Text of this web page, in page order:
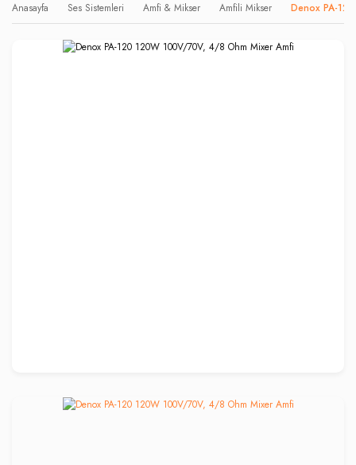
Anasayfa Ses Sistemleri Amfi & Mikser Amfili Mikser Denox PA-